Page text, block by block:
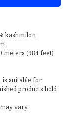
kashmilon
meters (984 feet)
is suitable for
products hold
vary.